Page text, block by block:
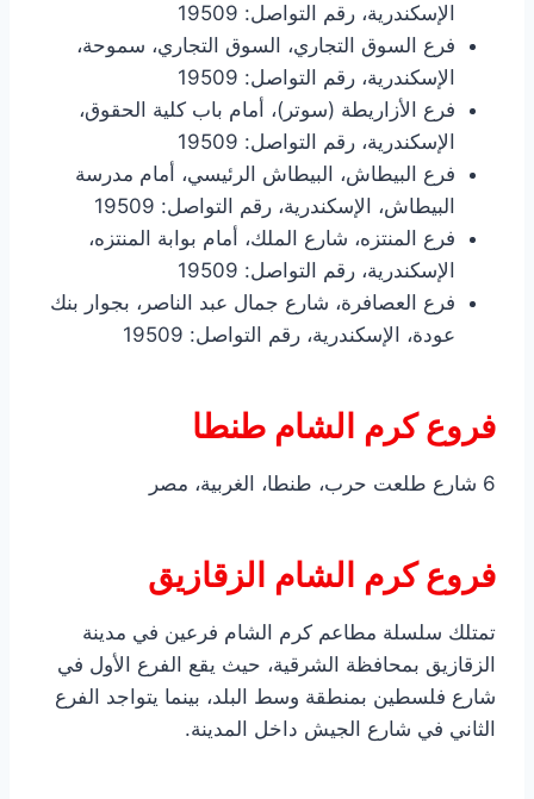
الإسكندرية، رقم التواصل: 19509
فرع السوق التجاري، السوق التجاري، سموحة،
الإسكندرية، رقم التواصل: 19509
فرع الأزاريطة (سوتر)، أمام باب كلية الحقوق،
الإسكندرية، رقم التواصل: 19509
فرع البيطاش، البيطاش الرئيسي، أمام مدرسة
البيطاش، الإسكندرية، رقم التواصل: 19509
فرع المنتزه، شارع الملك، أمام بوابة المنتزه،
الإسكندرية، رقم التواصل: 19509
فرع العصافرة، شارع جمال عبد الناصر، بجوار بنك
عودة، الإسكندرية، رقم التواصل: 19509
فروع كرم الشام طنطا
6 شارع طلعت حرب، طنطا، الغربية، مصر
فروع كرم الشام الزقازيق
تمتلك سلسلة مطاعم كرم الشام فرعين في مدينة
الزقازيق بمحافظة الشرقية، حيث يقع الفرع الأول في
شارع فلسطين بمنطقة وسط البلد، بينما يتواجد الفرع
الثاني في شارع الجيش داخل المدينة.